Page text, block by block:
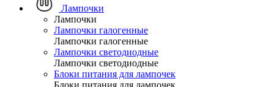
Лампочки
Лампочки
Лампочки галогенные
Лампочки галогенные
Лампочки светодиодные
Лампочки светодиодные
Блоки питания для лампочек
Блоки питания для лампочек